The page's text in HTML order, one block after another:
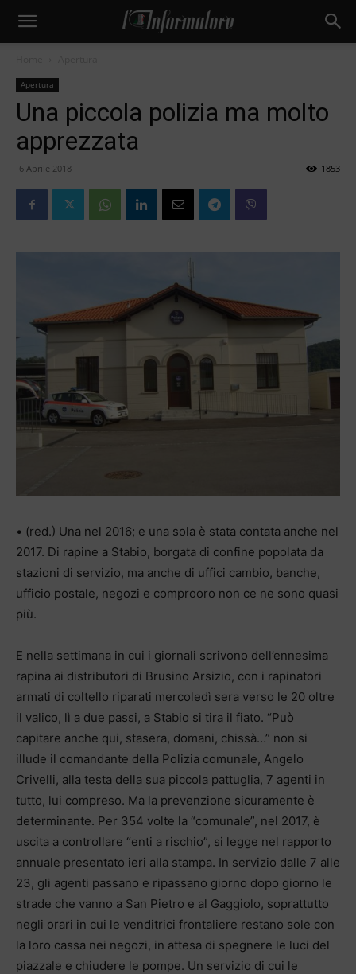
Apertura
Una piccola polizia ma molto
apprezzata
6 Aprile 2018 1853
• (red.) Una nel 2016; e una sola è stata contata anche nel
2017. Di rapine a Stabio, borgata di confine popolata da
stazioni di servizio, ma anche di uffici cambio, banche,
ufficio postale, negozi e comprooro non ce ne sono quasi
più.
E nella settimana in cui i giornali scrivono dell’ennesima
rapina ai distributori di Brusino Arsizio, con i rapinatori
armati di coltello riparati mercoledì sera verso le 20 oltre
il valico, lì a due passi, a Stabio si tira il fiato. “Può
capitare anche qui, stasera, domani, chissà…” non si
illude il comandante della Polizia comunale, Angelo
Crivelli, alla testa della sua piccola pattuglia, 7 agenti in
tutto, lui compreso. Ma la prevenzione sicuramente è
determinante. Per 354 volte la “comunale”, nel 2017, è
uscita a controllare “enti a rischio”, si legge nel rapporto
annuale presentato ieri alla stampa. In servizio dalle 7 alle
23, gli agenti passano e ripassano giorno dopo giorno le
strade che vanno a San Pietro e al Gaggiolo, soprattutto
negli orari in cui le venditrici frontaliere restano sole con
la loro cassa nei negozi, in attesa di spegnere le luci del
piazzale e chiudere le pompe. Un servizio di cui le